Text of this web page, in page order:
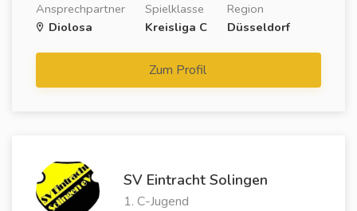
Ansprechpartner
Diolosa
Spielklasse
Kreisliga C
Region
Düsseldorf
Zum Profil
SV Eintracht Solingen
1. C-Jugend